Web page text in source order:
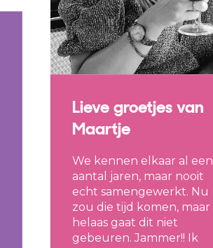
Lieve groetjes van
Maartje
We kennen elkaar al een
aantal jaren, maar nooit
echt samengewerkt. Nu
zou die tijd komen, maar
helaas gaat dit niet
gebeuren. Jammer!! Ik